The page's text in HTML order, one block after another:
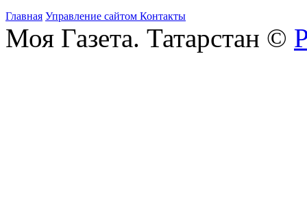
Главная Управление сайтом Контакты
Моя Газета. Татарстан ©